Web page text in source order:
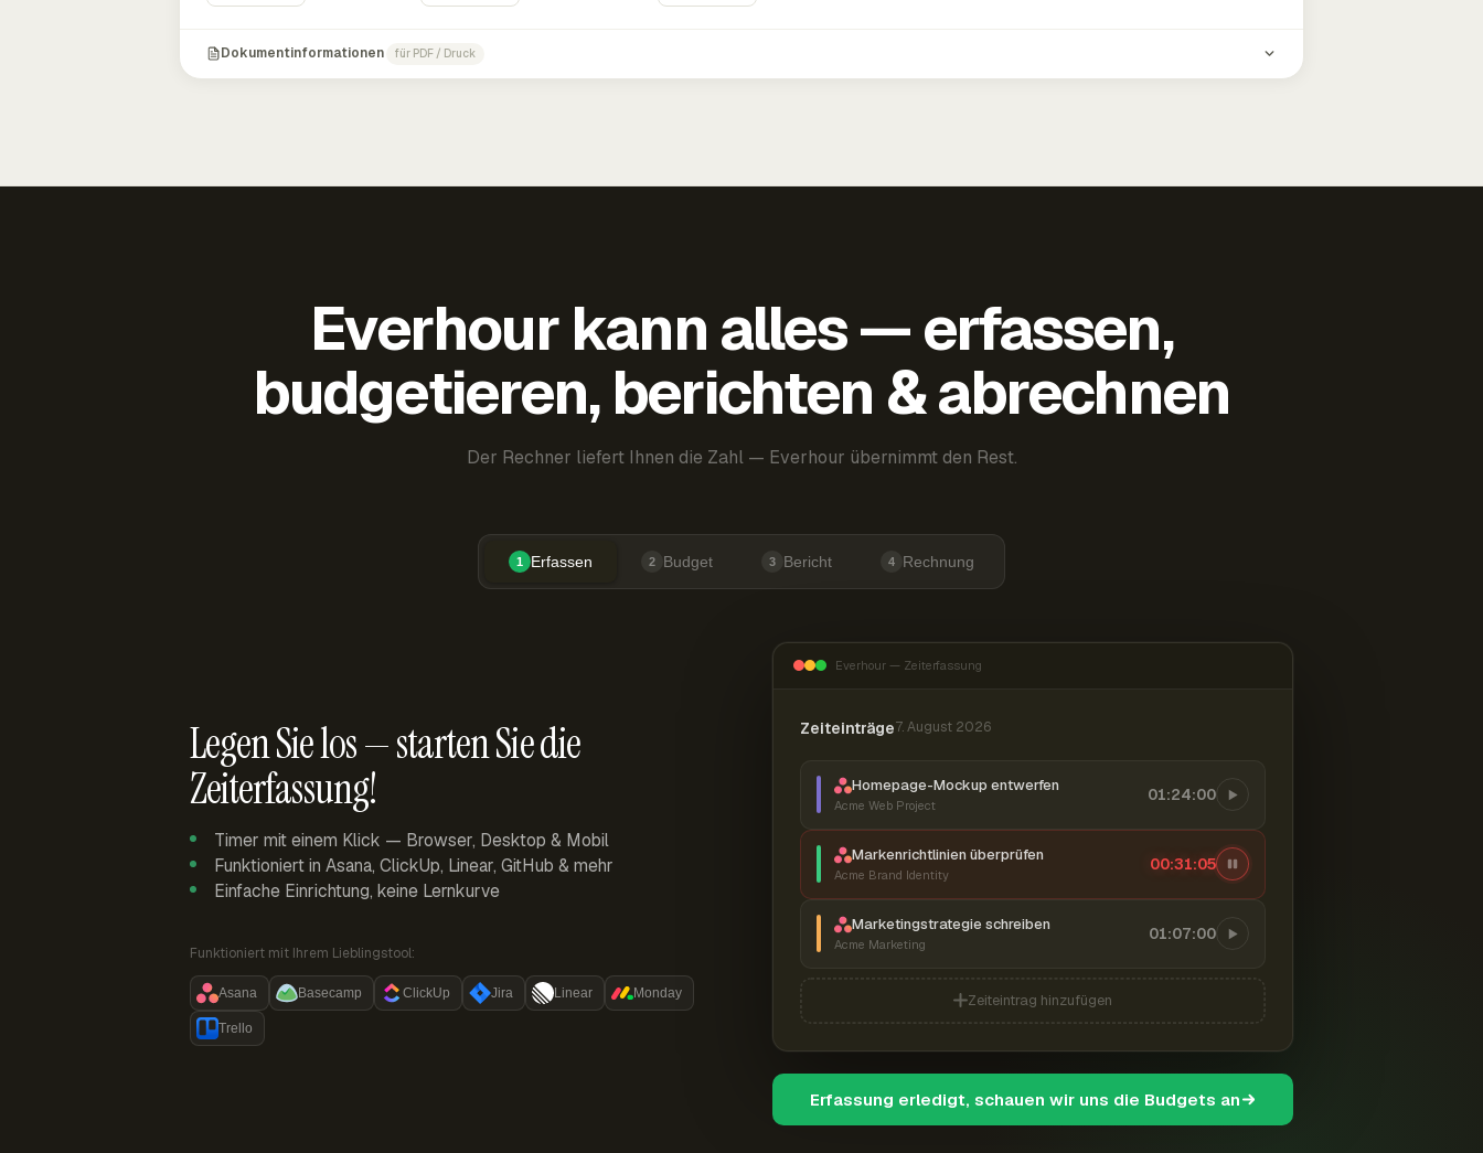
Dokumentinformationen für PDF / Druck
Everhour kann alles — erfassen,
budgetieren, berichten & abrechnen
Der Rechner liefert Ihnen die Zahl — Everhour übernimmt den Rest.
1 Erfassen 2 Budget 3 Bericht 4 Rechnung
Legen Sie los — starten Sie die
Zeiterfassung!
Timer mit einem Klick — Browser, Desktop & Mobil
Funktioniert in Asana, ClickUp, Linear, GitHub & mehr
Einfache Einrichtung, keine Lernkurve
Funktioniert mit Ihrem Lieblingstool:
Asana Basecamp ClickUp Jira Linear Monday
Trello
Everhour — Zeiterfassung
Zeiteinträge7. August 2026
Homepage-Mockup entwerfen
Acme Web Project
01:24:00
Markenrichtlinien überprüfen
Acme Brand Identity
00:31:06
Marketingstrategie schreiben
Acme Marketing
01:07:00
Zeiteintrag hinzufügen
Erfassung erledigt, schauen wir uns die Budgets an